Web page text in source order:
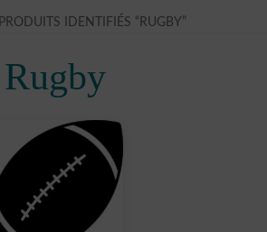
PRODUITS IDENTIFIÉS “RUGBY”
Rugby